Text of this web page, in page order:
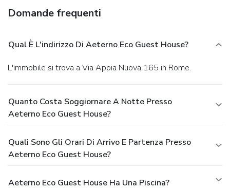
Domande frequenti
Qual È L'indirizzo Di Aeterno Eco Guest House?
L'immobile si trova a Via Appia Nuova 165 in Rome.
Quanto Costa Soggiornare A Notte Presso
Aeterno Eco Guest House?
Quali Sono Gli Orari Di Arrivo E Partenza Presso
Aeterno Eco Guest House?
Aeterno Eco Guest House Ha Una Piscina?